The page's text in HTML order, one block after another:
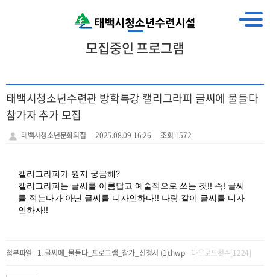
모집중인 프로그램
태백시청소년수련관 방학특강 캘리그라피 글씨에 물들다
참가자 추가 모집
태백시청소년문화의집 2025.08.09 16:26 조회 1572
캘리그라피가 뭔지 궁금해?
캘리그라피는 글씨를 아름답고 예술적으로 쓰는 것!! 즉! 글씨
를 적는다가 아닌 글씨를 디자인하다!! 나랑 같이 글씨를 디자
인하자!!
첨부파일 글씨에_물들다_프로그램_참가_신청서 (1).hwp 다운로드횟수[1224]